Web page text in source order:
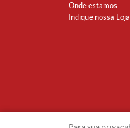
Onde estamos
Indique nossa Loja